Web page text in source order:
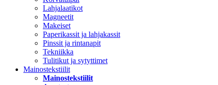
Lahjalaatikot
Magneetit
Makeiset
Paperikassit ja lahjakassit
Pinssit ja rintanapit
Tekniikka
Tulitikut ja sytyttimet
Mainostekstiilit
Mainostekstiilit